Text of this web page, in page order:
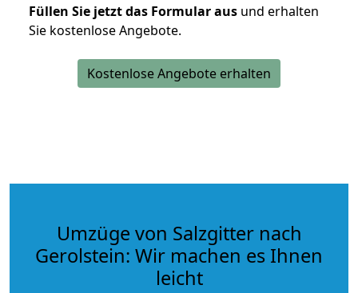
Füllen Sie jetzt das Formular aus und erhalten
Sie kostenlose Angebote.
Kostenlose Angebote erhalten
Umzüge von Salzgitter nach
Gerolstein: Wir machen es Ihnen
leicht